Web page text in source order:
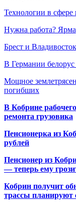
Технологии в сфере
Нужна работа?
Брест и
В Германии белорус
Мощное
погибших
В Кобрине
ремонта грузовика
Пенсионерка из
рублей
Пенсионер из
— теперь ему
Кобрин получит
трассы планируют